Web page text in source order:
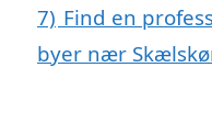
7) Find en
byer nær